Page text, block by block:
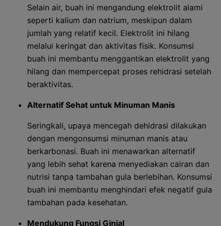
Selain air, buah ini mengandung elektrolit alami
seperti kalium dan natrium, meskipun dalam
jumlah yang relatif kecil. Elektrolit ini hilang
melalui keringat dan aktivitas fisik. Konsumsi
buah ini membantu menggantikan elektrolit yang
hilang dan mempercepat proses rehidrasi setelah
beraktivitas.
Alternatif Sehat untuk Minuman Manis
Seringkali, upaya mencegah dehidrasi dilakukan
dengan mengonsumsi minuman manis atau
berkarbonasi. Buah ini menawarkan alternatif
yang lebih sehat karena menyediakan cairan dan
nutrisi tanpa tambahan gula berlebihan. Konsumsi
buah ini membantu menghindari efek negatif gula
tambahan pada kesehatan.
Mendukung Fungsi Ginjal